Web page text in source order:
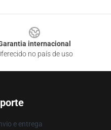
internacional
no país de uso
e entrega